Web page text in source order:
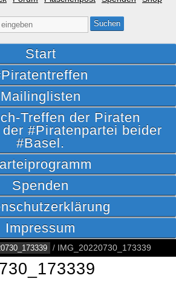
Start
Mailinglisten
Treffen der Piraten
#Piratenpartei beider
#Basel.
Spenden
Impressum
/ IMG_20220730_173339